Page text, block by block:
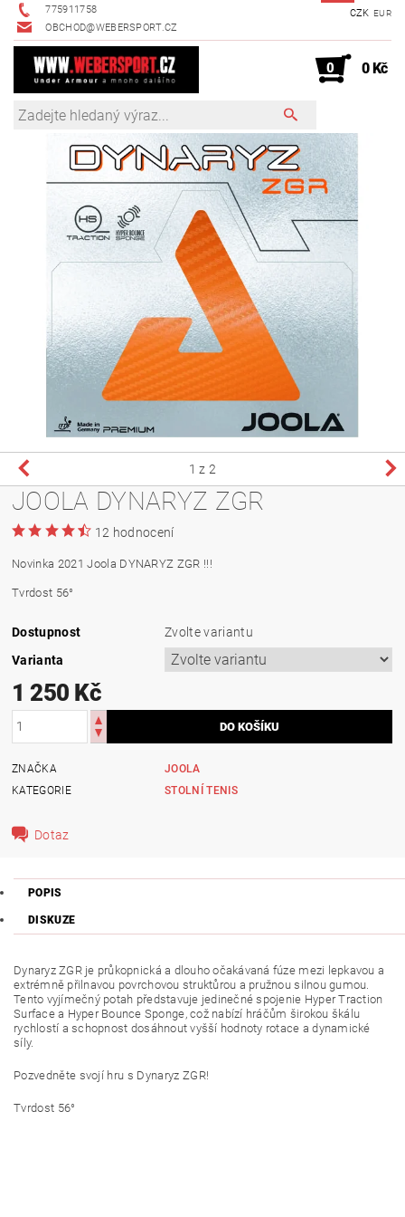
775911758
OBCHOD@WEBERSPORT.CZ
CZK EUR
0 0 Kč
1 z 2
JOOLA DYNARYZ ZGR
12 hodnocení
Novinka 2021 Joola DYNARYZ ZGR !!!
Tvrdost 56°
Dostupnost
Zvolte variantu
Varianta
1 250 Kč
ZNAČKA
JOOLA
KATEGORIE
STOLNÍ TENIS
Dotaz
POPIS
DISKUZE
Dynaryz ZGR je průkopnická a dlouho očakávaná fúze mezi lepkavou a
extrémně přilnavou povrchovou struktůrou a pružnou silnou gumou.
Tento vyjímečný potah představuje jedinečné spojenie Hyper Traction
Surface a Hyper Bounce Sponge, což nabízí hráčům širokou škálu
rychlostí a schopnost dosáhnout vyšší hodnoty rotace a dynamické
síly.
Pozvedněte svojí hru s Dynaryz ZGR!
Tvrdost 56°